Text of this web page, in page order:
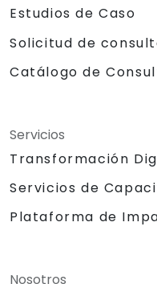
Estudios de Caso
Solicitud de
Catálogo de
Servicios
Transformación
Servicios de
Plataforma de
Nosotros